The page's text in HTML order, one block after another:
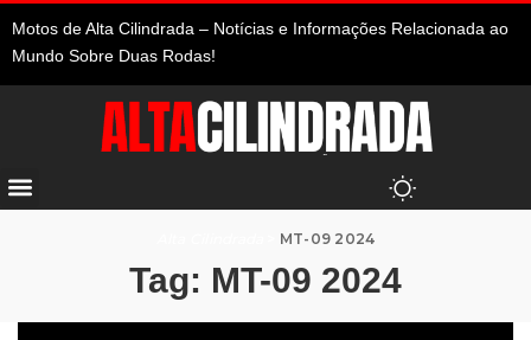
Motos de Alta Cilindrada – Notícias e Informações Relacionada ao
Mundo Sobre Duas Rodas!
MT-09 2024
Tag: MT-09 2024